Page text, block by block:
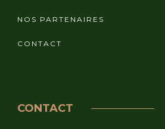
NOS PARTENAIRES
CONTACT
CONTACT